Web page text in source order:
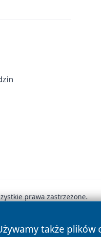
także
prawa zastrzeżone.
Polityka Cookies